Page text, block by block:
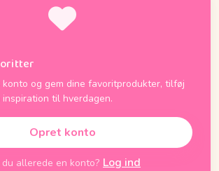
og gem dine favoritprodukter, tilføj
til hverdagen.
Opret konto
du allerede en konto? Log ind